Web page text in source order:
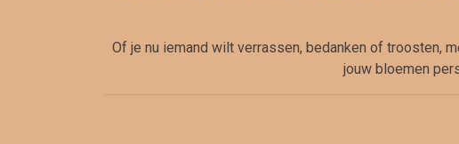
Of je nu iemand wilt verrassen, bedanken of troosten,
jouw bloemen